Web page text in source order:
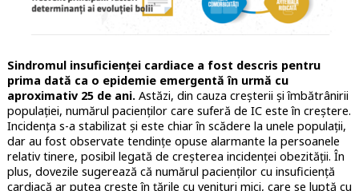
Sindromul insuficienței cardiace a fost descris pentru
prima dată ca o epidemie emergentă în urmă cu
aproximativ 25 de ani.Astăzi, din cauza creșterii și îmbătrânirii
populației, numărul pacienților care suferă de IC este în creștere.
Incidența s-a stabilizat și este chiar în scădere la unele populații,
dar au fost observate tendințe opuse alarmante la persoanele
relativ tinere, posibil legată de creșterea incidenței obezității. În
plus, dovezile sugerează că numărul pacienților cu insuficiență
cardiacă ar putea crește în țările cu venituri mici, care se luptă cu